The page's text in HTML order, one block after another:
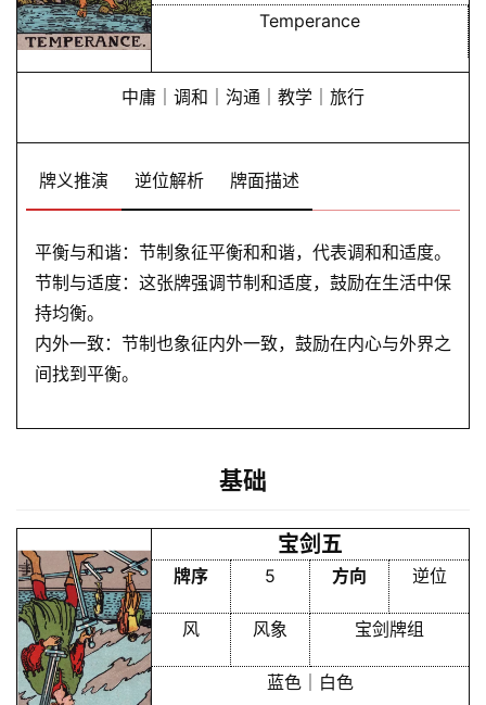
Temperance
中庸｜调和｜沟通｜教学｜旅行
牌义推演 逆位解析 牌面描述
平衡与和谐：节制象征平衡和和谐，代表调和和适度。
节制与适度：这张牌强调节制和适度，鼓励在生活中保
持均衡。
内外一致：节制也象征内外一致，鼓励在内心与外界之
间找到平衡。
基础
宝剑五
牌序 5 方向 逆位
风 风象 宝剑牌组
蓝色｜白色